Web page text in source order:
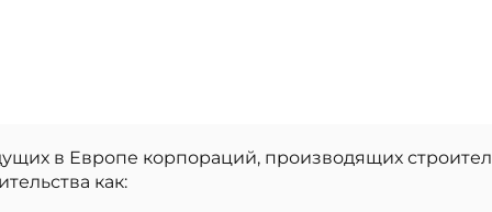
в Европе корпораций, производящих
как: